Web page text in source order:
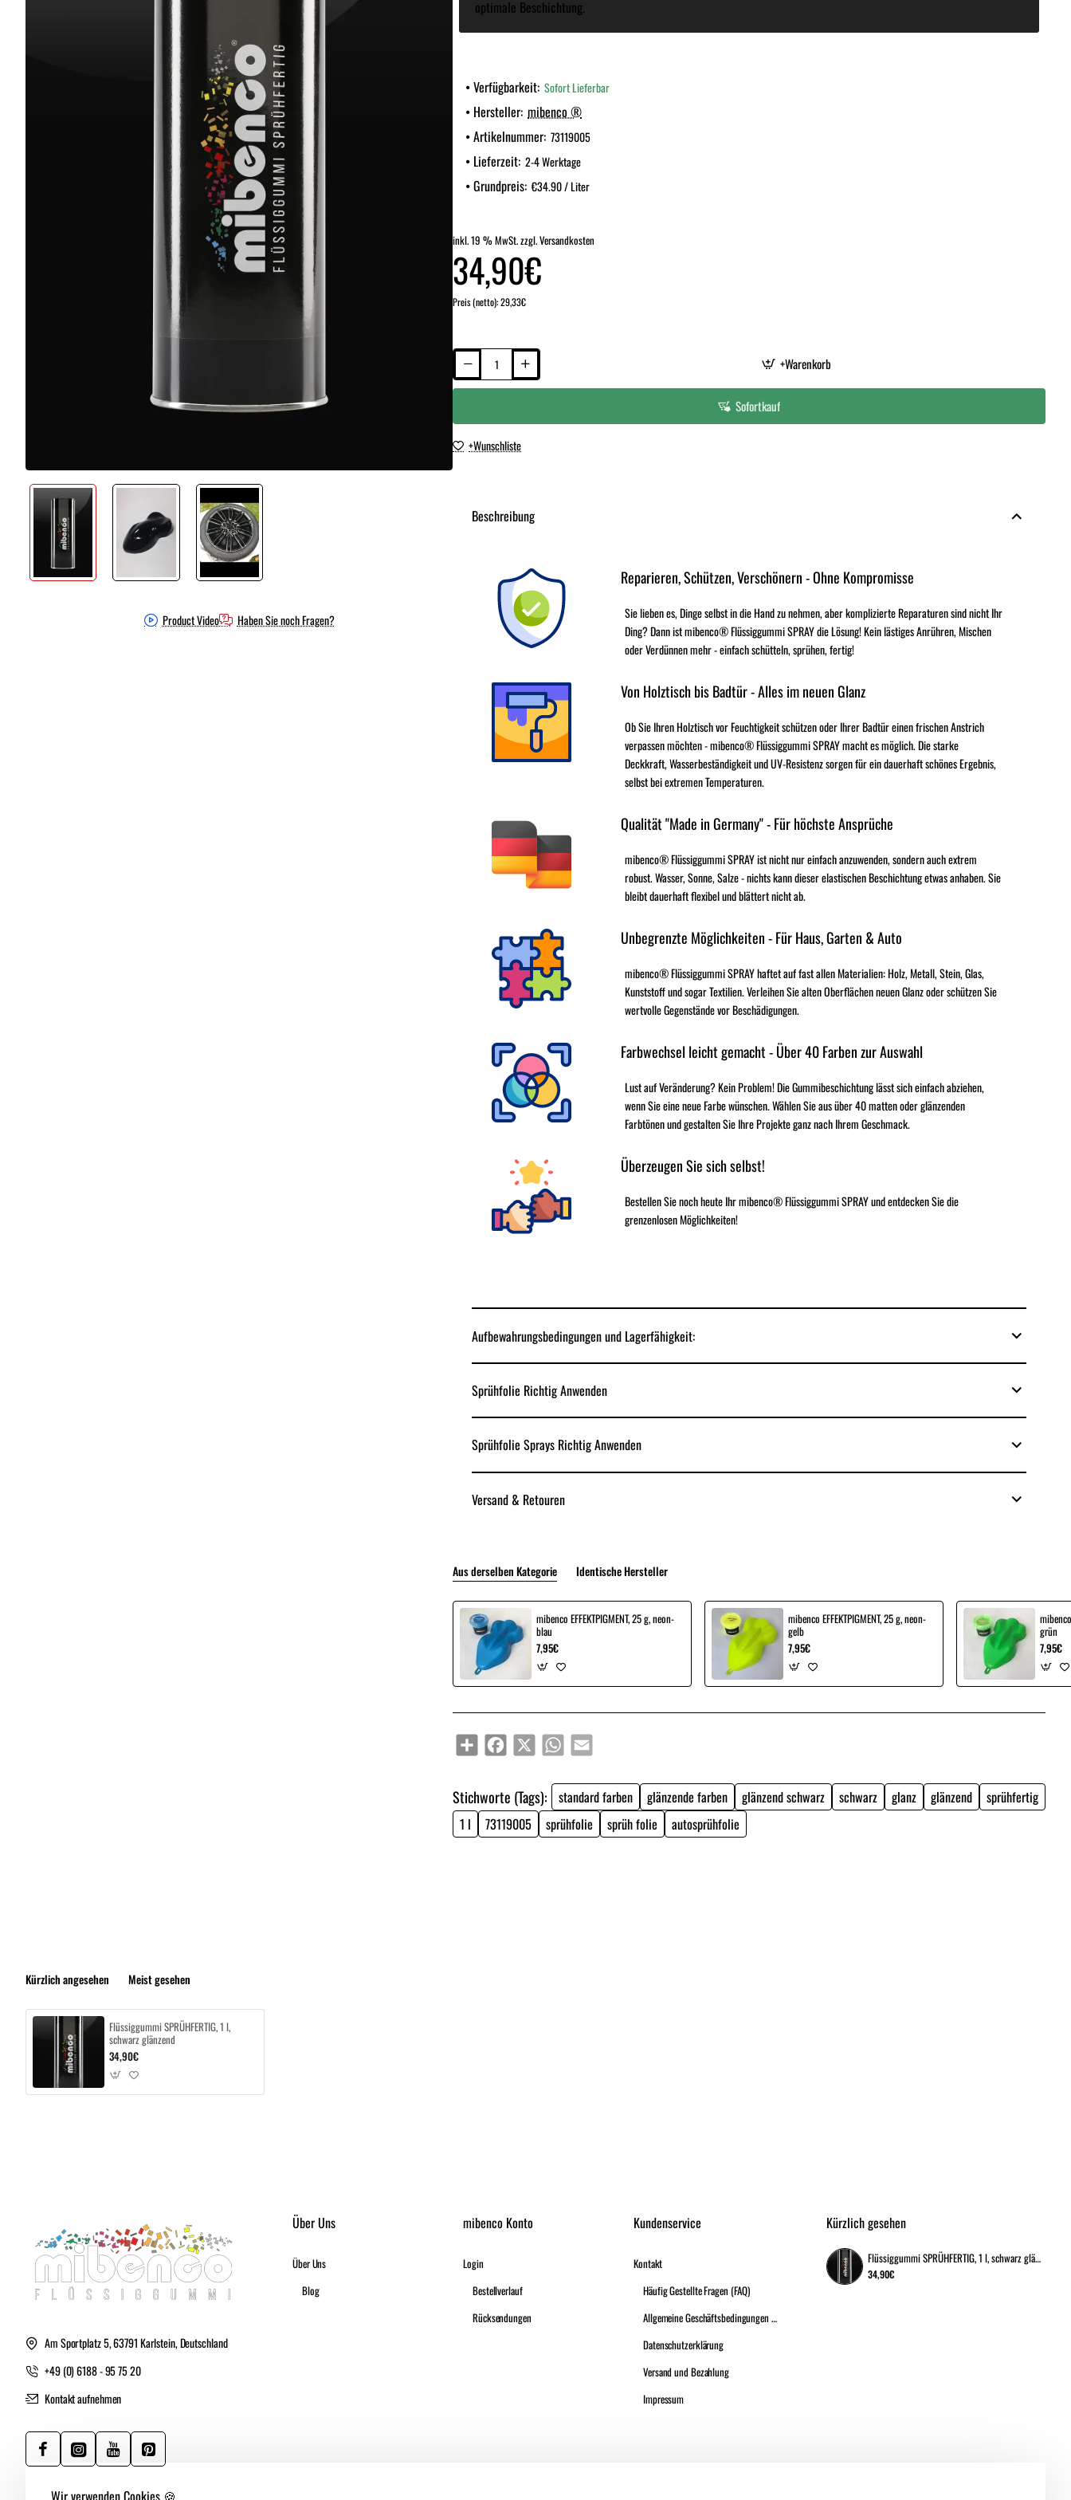
Wir verwenden Cookies 🍪
Product Video Haben Sie noch Fragen?
optimale Beschichtung.
Verfügbarkeit: Sofort Lieferbar
Hersteller: mibenco ®
Artikelnummer: 73119005
Lieferzeit: 2-4 Werktage
Grundpreis: €34.90 / Liter
inkl. 19 % MwSt. zzgl. Versandkosten
34,90€
Preis (netto): 29,33€
+Warenkorb
Sofortkauf
+Wunschliste
Beschreibung
Reparieren, Schützen, Verschönern - Ohne Kompromisse
Sie lieben es, Dinge selbst in die Hand zu nehmen, aber komplizierte Reparaturen sind nicht Ihr
Ding? Dann ist mibenco® Flüssiggummi SPRAY die Lösung! Kein lästiges Anrühren, Mischen
oder Verdünnen mehr - einfach schütteln, sprühen, fertig!
Von Holztisch bis Badtür - Alles im neuen Glanz
Ob Sie Ihren Holztisch vor Feuchtigkeit schützen oder Ihrer Badtür einen frischen Anstrich
verpassen möchten - mibenco® Flüssiggummi SPRAY macht es möglich. Die starke
Deckkraft, Wasserbeständigkeit und UV-Resistenz sorgen für ein dauerhaft schönes Ergebnis,
selbst bei extremen Temperaturen.
Qualität "Made in Germany" - Für höchste Ansprüche
mibenco® Flüssiggummi SPRAY ist nicht nur einfach anzuwenden, sondern auch extrem
robust. Wasser, Sonne, Salze - nichts kann dieser elastischen Beschichtung etwas anhaben. Sie
bleibt dauerhaft flexibel und blättert nicht ab.
Unbegrenzte Möglichkeiten - Für Haus, Garten & Auto
mibenco® Flüssiggummi SPRAY haftet auf fast allen Materialien: Holz, Metall, Stein, Glas,
Kunststoff und sogar Textilien. Verleihen Sie alten Oberflächen neuen Glanz oder schützen Sie
wertvolle Gegenstände vor Beschädigungen.
Farbwechsel leicht gemacht - Über 40 Farben zur Auswahl
Lust auf Veränderung? Kein Problem! Die Gummibeschichtung lässt sich einfach abziehen,
wenn Sie eine neue Farbe wünschen. Wählen Sie aus über 40 matten oder glänzenden
Farbtönen und gestalten Sie Ihre Projekte ganz nach Ihrem Geschmack.
Überzeugen Sie sich selbst!
Bestellen Sie noch heute Ihr mibenco® Flüssiggummi SPRAY und entdecken Sie die
grenzenlosen Möglichkeiten!
Aufbewahrungsbedingungen und Lagerfähigkeit:
Sprühfolie Richtig Anwenden
Sprühfolie Sprays Richtig Anwenden
Versand & Retouren
Aus derselben Kategorie Identische Hersteller
mibenco EFFEKTPIGMENT, 25 g, neon-
blau
7,95€
mibenco EFFEKTPIGMENT, 25 g, neon-
gelb
7,95€
grün
7,95€
ShareFacebook
X WhatsAppEmail
Stichworte (Tags): standard farben glänzende farben glänzend schwarz schwarz glanz glänzend
sprühfertig
1 l
73119005 sprühfolie sprüh folie autosprühfolie
Kürzlich angesehen Meist gesehen
Flüssiggummi SPRÜHFERTIG, 1 l,
schwarz glänzend
34,90€
Am Sportplatz 5, 63791 Karlstein, Deutschland
+49 (0) 6188 - 95 75 20
Kontakt aufnehmen
Über Uns
Über Uns
Blog
mibenco Konto
Login
Bestellverlauf
Rücksendungen
Kundenservice
Kontakt
Häufig Gestellte Fragen (FAQ)
Allgemeine Geschäftsbedingungen (A.G.B.)
Datenschutzerklärung
Versand und Bezahlung
Impressum
Kürzlich gesehen
Flüssiggummi SPRÜHFERTIG, 1 l, schwarz glänzend
34,90€